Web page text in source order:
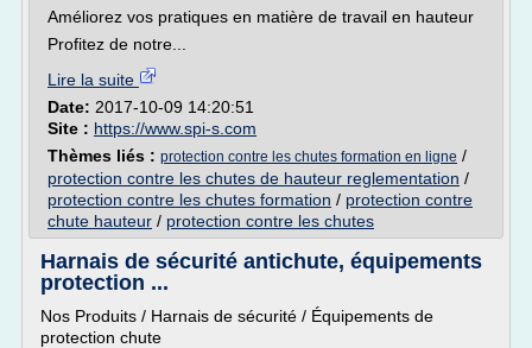
Améliorez vos pratiques en matière de travail en hauteur
Profitez de notre...
Lire la suite
Date: 2017-10-09 14:20:51
Site : https://www.spi-s.com
Thèmes liés : protection contre les chutes formation en ligne /
protection contre les chutes de hauteur reglementation /
protection contre les chutes formation / protection contre
chute hauteur / protection contre les chutes
Harnais de sécurité antichute, équipements
protection ...
Nos Produits / Harnais de sécurité / Équipements de
protection chute